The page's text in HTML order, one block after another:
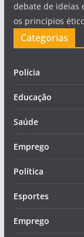
debate de ideias
os princípios
Categorias
Polícia
Educação
Saúde
Emprego
Política
Esportes
Emprego